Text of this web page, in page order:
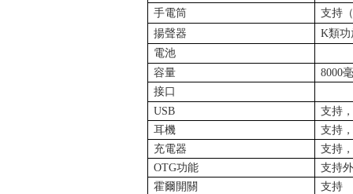
手電筒
支持
揚聲器
K類功
電池
容量
8000
接口
USB
支持
耳機
支持
充電器
支持
OTG功能
支持
霍爾開關
支持